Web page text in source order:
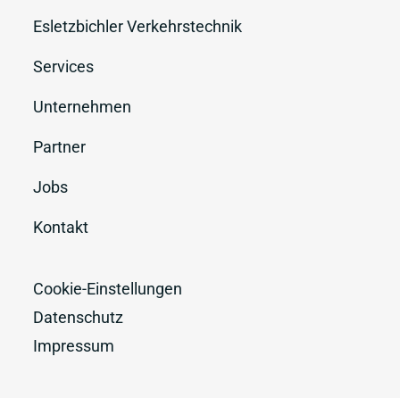
Esletzbichler Verkehrstechnik
Services
Unternehmen
Partner
Jobs
Kontakt
Cookie-Einstellungen
Datenschutz
Impressum